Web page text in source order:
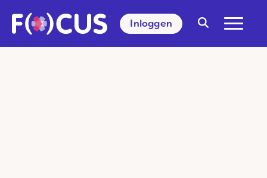
Inloggen